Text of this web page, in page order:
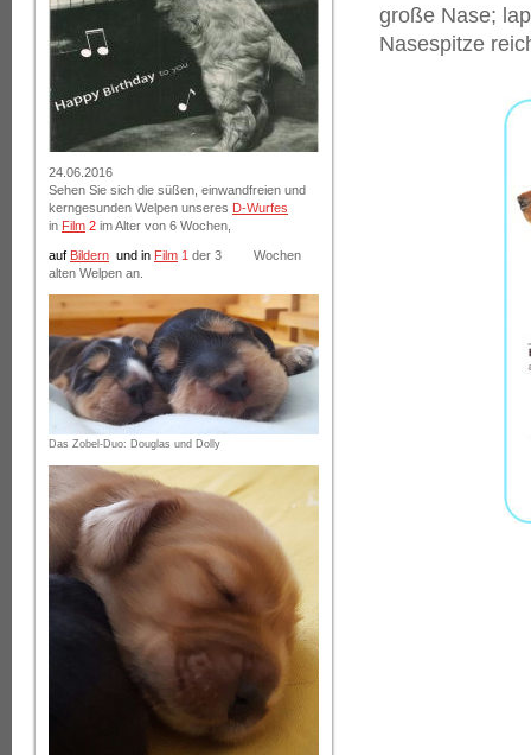
24.06.2016
Sehen Sie sich die süßen, einwandfreien und
kerngesunden Welpen unseres D-Wurfes
in Film 2 im Alter von 6 Wochen,
auf Bildern und in Film 1 der 3 Wochen
alten Welpen an.
Das Zobel-Duo: Douglas und Dolly
große Nase;
Nasespitze